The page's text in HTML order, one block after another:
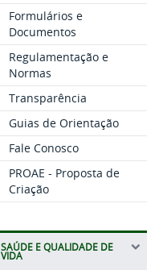
Formulários e
Documentos
Regulamentação e
Normas
Transparência
Guias de Orientação
Fale Conosco
PROAE - Proposta de
Criação
SAÚDE E QUALIDADE DE
VIDA